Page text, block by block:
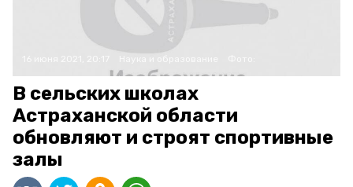
В сельских школах
Астраханской области
обновляют и строят спортивные
залы